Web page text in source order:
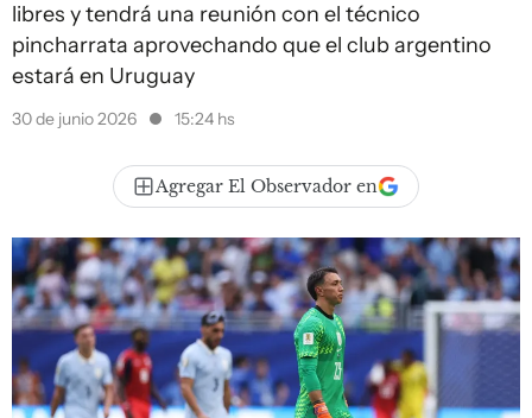
libres y tendrá una reunión con el técnico
pincharrata aprovechando que el club argentino
estará en Uruguay
30 de junio 2026 15:24 hs
Agregar El Observador en